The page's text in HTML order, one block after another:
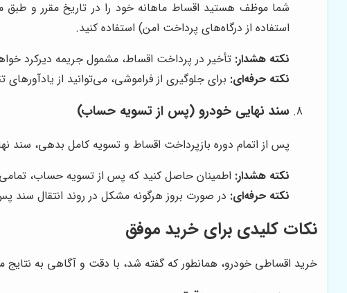
شما موظف هستید اقساط ماهانه خود را در تاریخ مقرر و طبق
استفاده از درگاه‌های پرداخت امن) استفاده کنید.
نکته هشدار: تأخیر در پرداخت اقساط، مشمول جریمه دیرکرد
نکته حرفه‌ای: برای جلوگیری از فراموشی، می‌توانید از
سند نهایی خودرو (پس از تسویه حساب)
پس از اتمام دوره بازپرداخت اقساط و تسویه کامل بدهی، سند
نکته هشدار: اطمینان حاصل کنید که پس از تسویه حساب، تمامی
نکته حرفه‌ای: در صورت بروز هرگونه مشکل در روند انتقال سند
نکات کلیدی برای خرید موفق
خرید اقساطی خودرو، همانطور که گفته شد، با دقت و آگاهی به